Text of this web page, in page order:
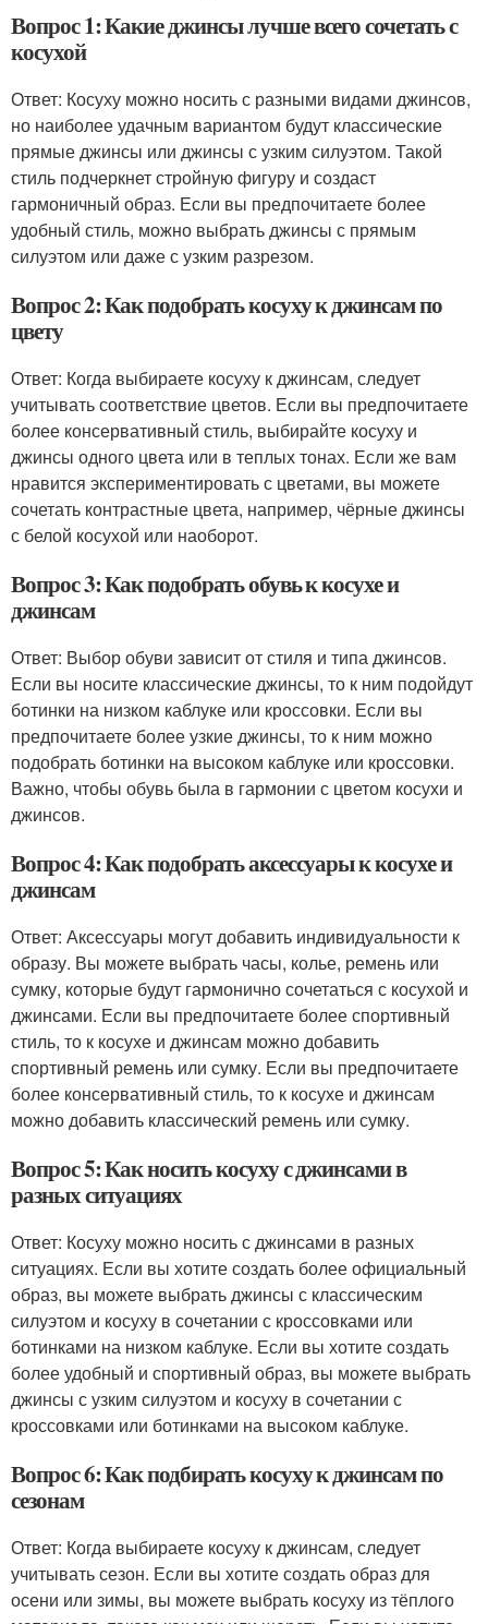
Вопрос 1: Какие джинсы лучше всего сочетать с
косухой
Ответ: Косуху можно носить с разными видами джинсов,
но наиболее удачным вариантом будут классические
прямые джинсы или джинсы с узким силуэтом. Такой
стиль подчеркнет стройную фигуру и создаст
гармоничный образ. Если вы предпочитаете более
удобный стиль, можно выбрать джинсы с прямым
силуэтом или даже с узким разрезом.
Вопрос 2: Как подобрать косуху к джинсам по
цвету
Ответ: Когда выбираете косуху к джинсам, следует
учитывать соответствие цветов. Если вы предпочитаете
более консервативный стиль, выбирайте косуху и
джинсы одного цвета или в теплых тонах. Если же вам
нравится экспериментировать с цветами, вы можете
сочетать контрастные цвета, например, чёрные джинсы
с белой косухой или наоборот.
Вопрос 3: Как подобрать обувь к косухе и
джинсам
Ответ: Выбор обуви зависит от стиля и типа джинсов.
Если вы носите классические джинсы, то к ним подойдут
ботинки на низком каблуке или кроссовки. Если вы
предпочитаете более узкие джинсы, то к ним можно
подобрать ботинки на высоком каблуке или кроссовки.
Важно, чтобы обувь была в гармонии с цветом косухи и
джинсов.
Вопрос 4: Как подобрать аксессуары к косухе и
джинсам
Ответ: Аксессуары могут добавить индивидуальности к
образу. Вы можете выбрать часы, колье, ремень или
сумку, которые будут гармонично сочетаться с косухой и
джинсами. Если вы предпочитаете более спортивный
стиль, то к косухе и джинсам можно добавить
спортивный ремень или сумку. Если вы предпочитаете
более консервативный стиль, то к косухе и джинсам
можно добавить классический ремень или сумку.
Вопрос 5: Как носить косуху с джинсами в
разных ситуациях
Ответ: Косуху можно носить с джинсами в разных
ситуациях. Если вы хотите создать более официальный
образ, вы можете выбрать джинсы с классическим
силуэтом и косуху в сочетании с кроссовками или
ботинками на низком каблуке. Если вы хотите создать
более удобный и спортивный образ, вы можете выбрать
джинсы с узким силуэтом и косуху в сочетании с
кроссовками или ботинками на высоком каблуке.
Вопрос 6: Как подбирать косуху к джинсам по
сезонам
Ответ: Когда выбираете косуху к джинсам, следует
учитывать сезон. Если вы хотите создать образ для
осени или зимы, вы можете выбрать косуху из тёплого